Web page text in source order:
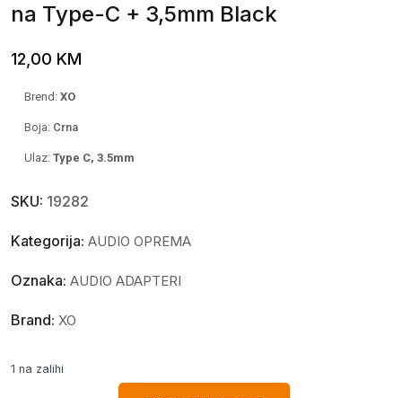
na Type-C + 3,5mm Black
12,00 KM
Brend: XO
Boja: Crna
Ulaz: Type C, 3.5mm
SKU: 19282
Kategorija: AUDIO OPREMA
Oznaka: AUDIO ADAPTERI
Brand: XO
1 na zalihi